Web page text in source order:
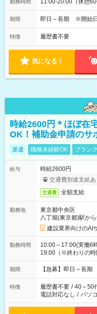
勤務時間 11:00-20:00（休憩60
期間 即日～長期 ※開始
特徴 履歴書不要
気になる！
時給2600円＊ほぼ在
OK！補助金申請のサ
派遣 職種未経験OK ブラン
給与
時給2600円
交通費別途支給あ
交通費 全額支給
勤務地
東京都中央区
八丁堀(東京都)駅か
建設業界向けのAI
勤務時間
10:00～17:00(実働
19:00（※終わりの時
期間 【急募】即日～長
特徴 履歴書不要 / 40～50
電話対応なし / パソ